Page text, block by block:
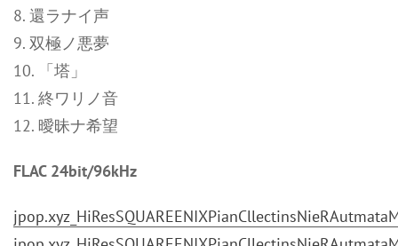
8. 還ラナイ声
9. 双極ノ悪夢
10. 「塔」
11. 終ワリノ音
12. 曖昧ナ希望
FLAC 24bit/96kHz